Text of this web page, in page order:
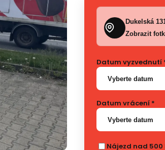
Dukelská
Zobrazit
Datum vyzvednutí
Vyberte datum
Datum vrácení *
Vyberte datum
Nájezd nad 500